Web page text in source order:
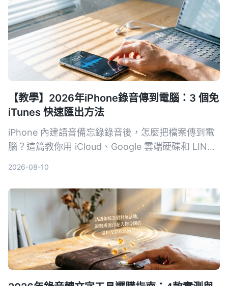
【教學】2026年iPhone錄音傳到電腦：3 個免
iTunes 快速匯出方法
iPhone 內建語音備忘錄錄音後，怎麼把檔案傳到電
腦？這篇教你用 iCloud、Google 雲端硬碟和 LINE
2026-08-10